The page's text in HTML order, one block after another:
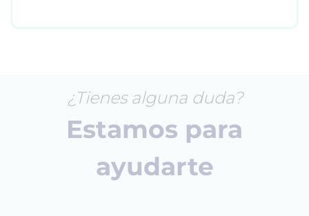
¿Tienes alguna duda?
Estamos para
ayudarte